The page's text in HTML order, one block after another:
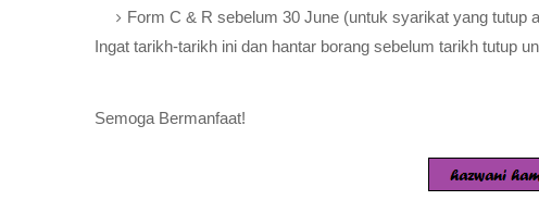
Form C & R sebelum 30 June (untuk syarikat yang tutup
Ingat tarikh-tarikh ini dan hantar borang sebelum tarikh tutup
Semoga Bermanfaat!